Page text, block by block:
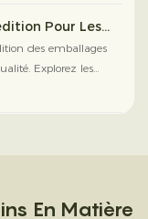
Pour Les
Sacrifier La
des emballages
Explorez les
emballages
En Matière